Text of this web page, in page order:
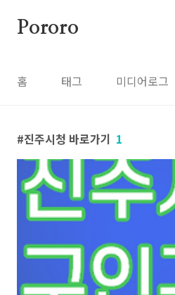
Pororo
홈 태그 미디어로그
진주시청 바로가기 1